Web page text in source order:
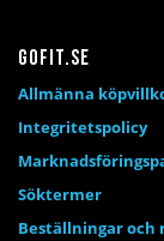
Gofit.se
Allmänna
Integritetspolicy
Söktermer
Beställningar och